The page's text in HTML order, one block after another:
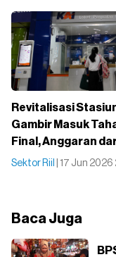
Revitalisasi
Gambir Masuk
Final, Anggaran
Sektor Riil | 17 Jun 2026
Baca Juga